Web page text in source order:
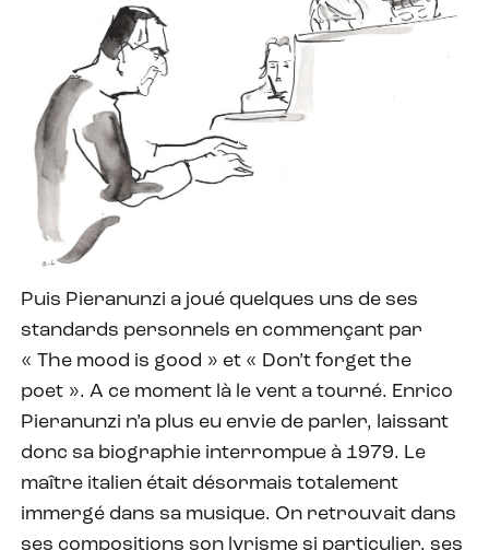
Puis Pieranunzi a joué quelques uns de ses
standards personnels en commençant par
« The mood is good » et « Don’t forget the
poet ». A ce moment là le vent a tourné. Enrico
Pieranunzi n’a plus eu envie de parler, laissant
donc sa biographie interrompue à 1979. Le
maître italien était désormais totalement
immergé dans sa musique. On retrouvait dans
ses compositions son lyrisme si particulier, ses